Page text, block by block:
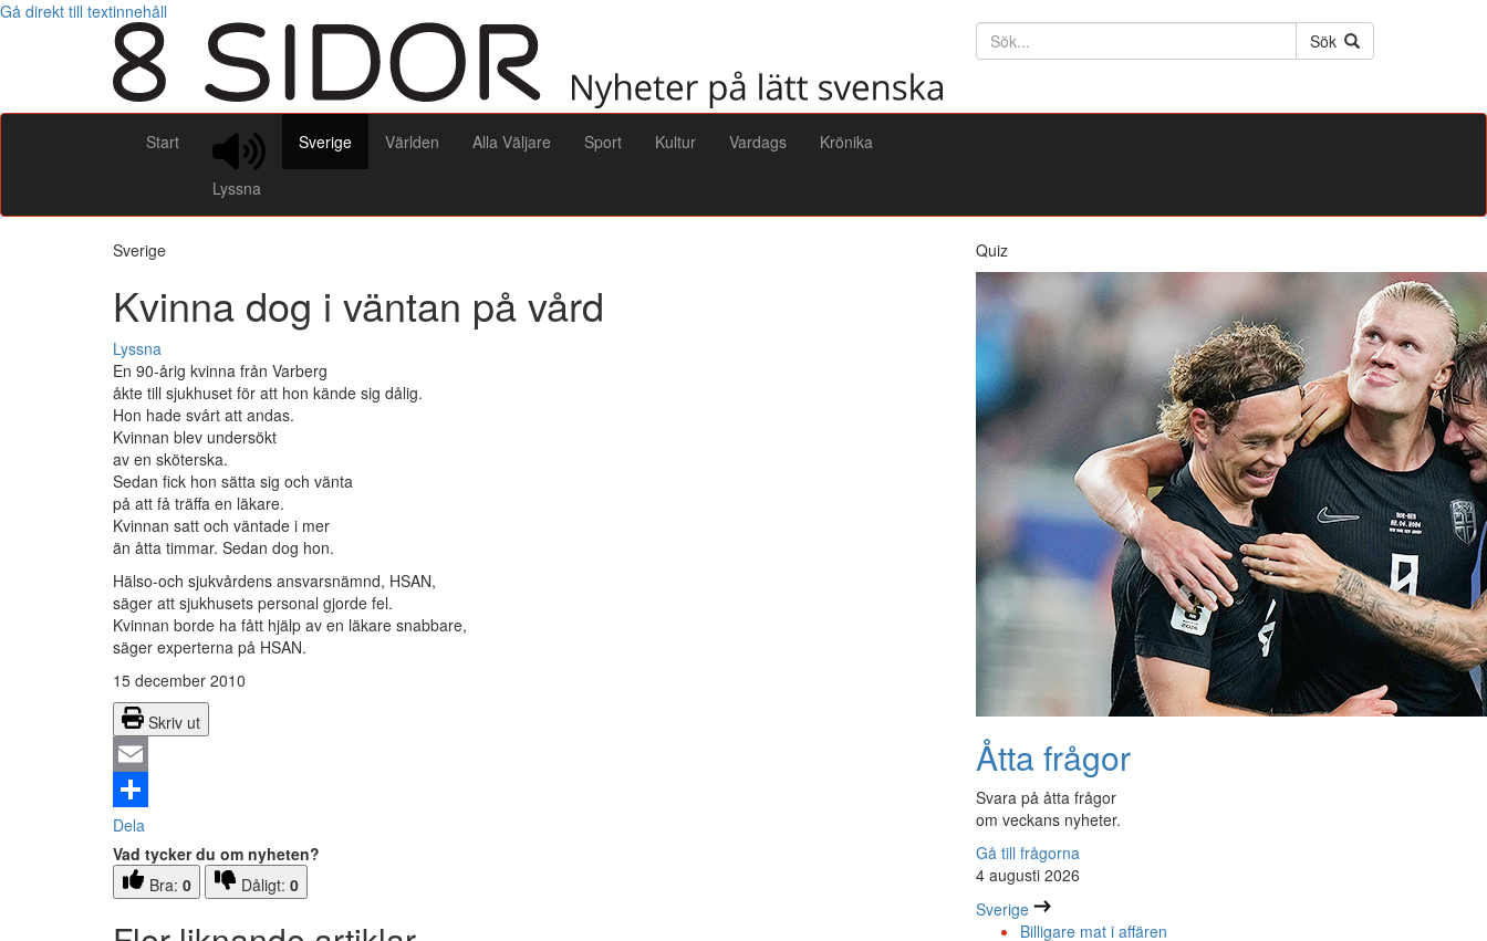
Gå direkt till textinnehåll
Söktext
Sök
Start
Lyssna
Sverige Världen Alla Väljare Sport Kultur Vardags Krönika
Sverige
Kvinna dog i väntan på vård
Lyssna
En 90-årig kvinna från Varberg
åkte till sjukhuset för att hon kände sig dålig.
Hon hade svårt att andas.
Kvinnan blev undersökt
av en sköterska.
Sedan fick hon sätta sig och vänta
på att få träffa en läkare.
Kvinnan satt och väntade i mer
än åtta timmar. Sedan dog hon.
Hälso-och sjukvårdens ansvarsnämnd, HSAN,
säger att sjukhusets personal gjorde fel.
Kvinnan borde ha fått hjälp av en läkare snabbare,
säger experterna på HSAN.
15 december 2010
Skriv ut
Email
Dela
Vad tycker du om nyheten?
Bra: 0 Dåligt: 0
Quiz
Åtta frågor
Svara på åtta frågor
om veckans nyheter.
Gå till frågorna
4 augusti 2026
Sverige
Billigare mat i affären